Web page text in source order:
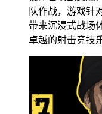
队作战，游戏针
带来沉浸式战场
卓越的射击竞技